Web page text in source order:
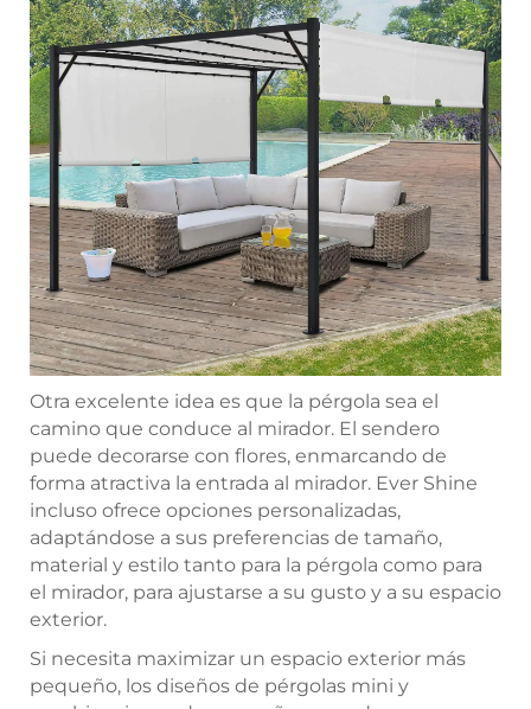
Otra excelente idea es que la pérgola sea el
camino que conduce al mirador. El sendero
puede decorarse con flores, enmarcando de
forma atractiva la entrada al mirador. Ever Shine
incluso ofrece opciones personalizadas,
adaptándose a sus preferencias de tamaño,
material y estilo tanto para la pérgola como para
el mirador, para ajustarse a su gusto y a su espacio
exterior.
Si necesita maximizar un espacio exterior más
pequeño, los diseños de pérgolas mini y